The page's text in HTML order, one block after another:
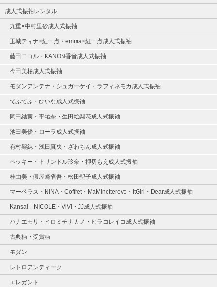
成人式振袖レンタル
九重×中村里砂成人式振袖
玉城ティナ×紅一点・emma×紅一点成人式振袖
藤田ニコル・KANON香音成人式振袖
今田美桜成人式振袖
モダンアンテナ・シュガーケイ・ラフィネモカ成人式振袖
てふてふ・ひいな成人式振袖
岡田結実・平祐奈・生田絵梨花成人式振袖
池田美優・ローラ成人式振袖
有村架純・浅田真央・ざわちん成人式振袖
ベッキー・トリンドル玲奈・押切もえ成人式振袖
桂由美・假屋崎省吾・松田聖子成人式振袖
マーベラス・NINA・Coffret・MaMinettereve・ItGirl・Dear成人式振袖
Kansai・NICOLE・ViVi・JJ成人式振袖
ハナエモリ・ヒロミチナカノ・ヒラコレイコ成人式振袖
古典柄・受賞柄
モダン
レトロアンティーク
エレガント